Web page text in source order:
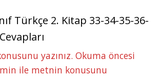
Türkçe 2. Kitap 33-34-35-36-
yazınız. Okuma öncesi
ile metnin konusunu